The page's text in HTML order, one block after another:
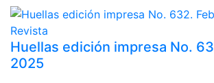
Revista
Huellas edición impresa No.
2025